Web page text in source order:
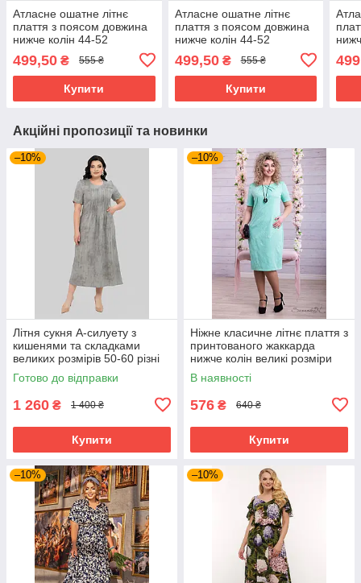
Атласне ошатне літнє
плаття з поясом довжина
нижче колін 44-52
499,50 ₴ 555 ₴
Купити
Атласне ошатне літнє
плаття з поясом довжина
нижче колін 44-52
499,50₴ 555 ₴
Купити
Акційні пропозиції та новинки
–10%
Літня сукня А-силуету з
кишенями та складками
великих розмірів 50-60 різні
кольори сіра
Готово до відправки
1 260 ₴ 1 400 ₴
Купити
–10%
Ніжне класичне літнє плаття з
принтованого жаккарда
нижче колін великі розміри
48-54
В наявності
576 ₴ 640 ₴
Купити
–10% –10%